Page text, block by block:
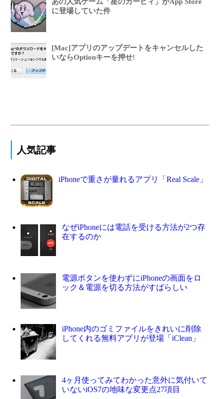
に登場していた件
[Mac]アプリのアップデートをキャンセルした
いならOptionキーを押せ!
人気記事
iPhoneで重さが量れるアプリ「Real Scale」
なぜiPhoneには電話を受ける方法が2つ存
在するのか
電源ボタンを使わずにiPhoneの画面をロ
ック＆電源を切る方法がすばらしい
iPhone内のゴミファイルをきれいに削除
してくれる無料アプリが登場「iClean」
4ヶ月使ってみてわかった意外に気付いて
いないiOS7の地味な変更点27項目